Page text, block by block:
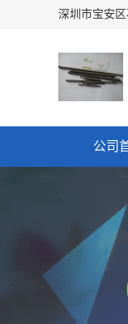
公司